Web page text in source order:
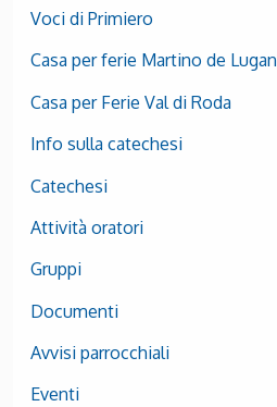
Voci di Primiero
Casa per ferie Martino de Lugan
Casa per Ferie Val di Roda
Info sulla catechesi
Catechesi
Attività oratori
Gruppi
Documenti
Avvisi parrocchiali
Eventi